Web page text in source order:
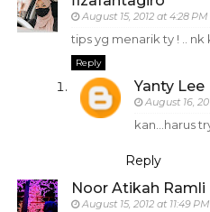
August 15, 2012 at 4:28 PM
tips yg menarik ty ! ..
Reply
Yanty Lee
August 16,
kan...harus
Reply
Noor Atikah Ramli
August 15, 2012 at 11:49 PM